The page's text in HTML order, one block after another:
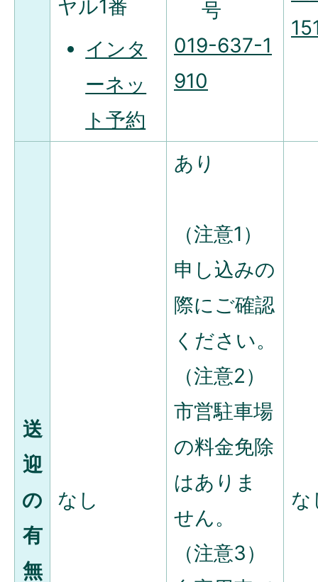
ヤル1番
インタ
ーネッ
ト予約
号
019-637-1
910
送
迎
の
有
無
なし
あり
（注意1）
申し込みの
際にご確認
ください。
（注意2）
市営駐車場
の料金免除
はありま
せん。
（注意3）
な